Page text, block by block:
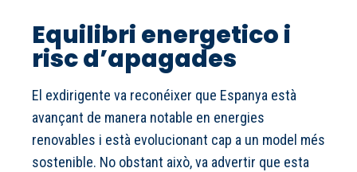
Equilibri energetico i
risc d’apagades
El exdirigente va reconéixer que Espanya està
avançant de manera notable en energies
renovables i està evolucionant cap a un model més
sostenible. No obstant això, va advertir que esta